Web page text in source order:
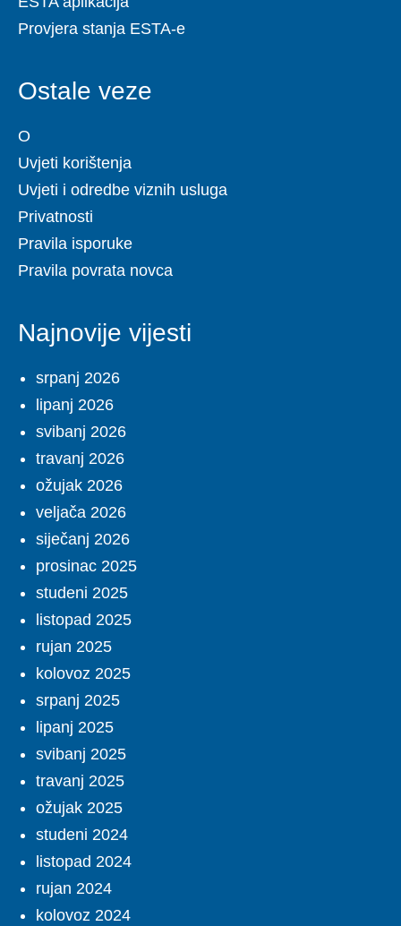
Provjera stanja ESTA-e
Ostale veze
O
Uvjeti korištenja
Uvjeti i odredbe viznih usluga
Privatnosti
Pravila isporuke
Pravila povrata novca
Najnovije vijesti
srpanj 2026
lipanj 2026
svibanj 2026
travanj 2026
ožujak 2026
veljača 2026
siječanj 2026
prosinac 2025
studeni 2025
listopad 2025
rujan 2025
kolovoz 2025
srpanj 2025
lipanj 2025
svibanj 2025
travanj 2025
ožujak 2025
studeni 2024
listopad 2024
rujan 2024
kolovoz 2024